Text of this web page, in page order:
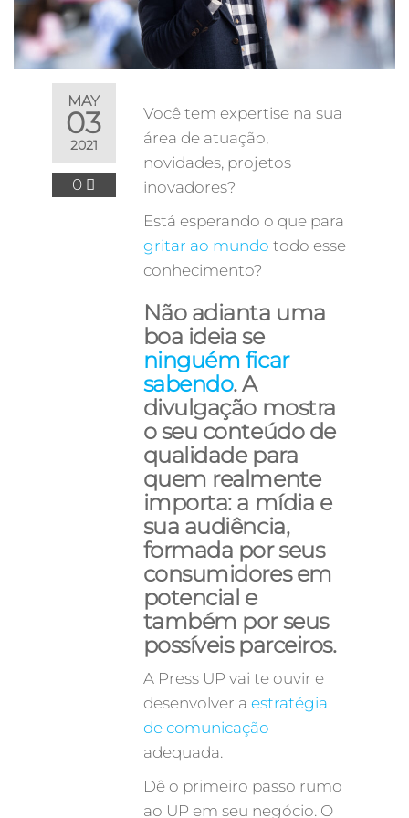
MAY
03
2021
0
Você tem expertise na sua
área de atuação,
novidades, projetos
inovadores?
Está esperando o que para
gritar ao mundo todo esse
conhecimento?
Não adianta uma
boa ideia se
ninguém ficar
sabendo. A
divulgação mostra
o seu conteúdo de
qualidade para
quem realmente
importa: a mídia e
sua audiência,
formada por seus
consumidores em
potencial e
também por seus
possíveis parceiros.
A Press UP vai te ouvir e
desenvolver a estratégia
de comunicação
adequada.
Dê o primeiro passo rumo
ao UP em seu negócio. O